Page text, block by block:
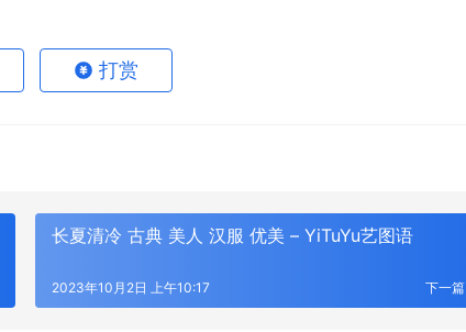
打赏
长夏清冷 古典 美人 汉服 优美 – YiTuYu艺图语
下一篇
2023年10月2日 上午10:17